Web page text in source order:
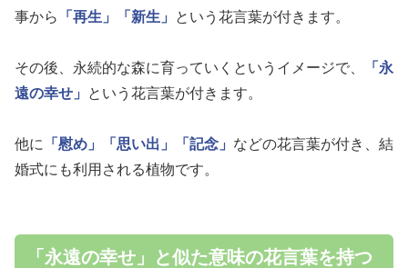
事から
「再生」 「新生」 という花言葉が付きます。
その後、永続的な森に育っていくというイメージで、
「永
遠の幸せ」
という花言葉が付きます。
他に 「慰め」 「思い出」 「記念」 などの花言葉が付き、結
婚式にも利用される植物です。
「永遠の幸せ」と似た意味の花言葉を持つ